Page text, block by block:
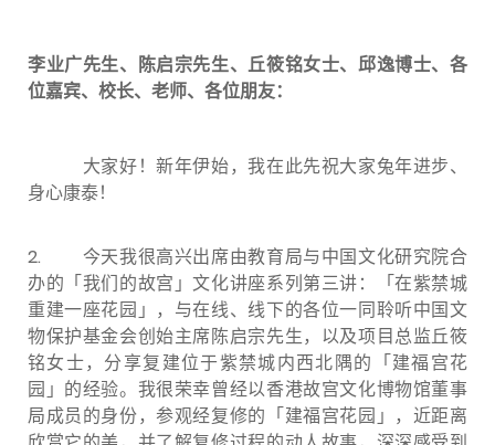
李业广先生、陈启宗先生、丘筱铭女士、邱逸博士、各
位嘉宾、校长、老师、各位朋友：
大家好！新年伊始，我在此先祝大家兔年进步、
身心康泰！
2. 今天我很高兴出席由教育局与中国文化研究院合
办的「我们的故宫」文化讲座系列第三讲：「在紫禁城
重建一座花园」，与在线、线下的各位一同聆听中国文
物保护基金会创始主席陈启宗先生，以及项目总监丘筱
铭女士，分享复建位于紫禁城内西北隅的「建福宫花
园」的经验。我很荣幸曾经以香港故宫文化博物馆董事
局成员的身份，参观经复修的「建福宫花园」，近距离